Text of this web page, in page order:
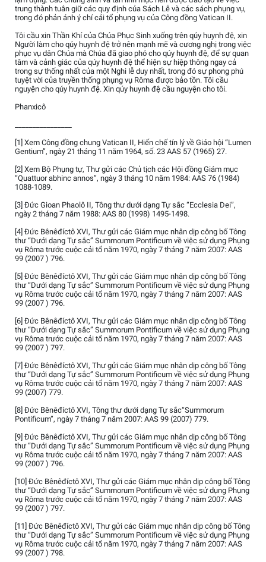
trung thành tuân giữ các quy định của Sách Lễ và các sách phụng vụ,
trong đó phản ánh ý chí cải tổ phụng vụ của Công đồng Vatican II.
Tôi cầu xin Thần Khí của Chúa Phục Sinh xuống trên qúy huynh đệ, xin
Người làm cho qúy huynh đệ trở nên mạnh mẽ và cương nghị trong việc
phục vụ dân Chúa mà Chúa đã giao phó cho qúy huynh đệ, để sự quan
tâm và cảnh giác của qúy huynh đệ thể hiện sự hiệp thông ngay cả
trong sự thống nhất của một Nghi lễ duy nhất, trong đó sự phong phú
tuyệt vời của truyền thống phụng vụ Rôma được bảo tồn. Tôi cầu
nguyện cho qúy huynh đệ. Xin qúy huynh đệ cầu nguyện cho tôi.
Phanxicô
[1] Xem Công đồng chung Vatican II, Hiến chế tín lý về Giáo hội “Lumen
Gentium”, ngày 21 tháng 11 năm 1964, số. 23 AAS 57 (1965) 27.
[2] Xem Bộ Phụng tự, Thư gửi các Chủ tịch các Hội đồng Giám mục
“Quattuor abhinc annos”, ngày 3 tháng 10 năm 1984: AAS 76 (1984)
1088-1089.
[3] Đức Gioan Phaolô II, Tông thư dưới dạng Tự sắc “Ecclesia Dei”,
ngày 2 tháng 7 năm 1988: AAS 80 (1998) 1495-1498.
[4] Đức Bênêđíctô XVI, Thư gửi các Giám mục nhân dịp công bố Tông
thư “Dưới dạng Tự sắc” Summorum Pontificum về việc sử dụng Phụng
vụ Rôma trước cuộc cải tổ năm 1970, ngày 7 tháng 7 năm 2007: AAS
99 (2007 ) 796.
[5] Đức Bênêđíctô XVI, Thư gửi các Giám mục nhân dịp công bố Tông
thư “Dưới dạng Tự sắc” Summorum Pontificum về việc sử dụng Phụng
vụ Rôma trước cuộc cải tổ năm 1970, ngày 7 tháng 7 năm 2007: AAS
99 (2007 ) 796.
[6] Đức Bênêđíctô XVI, Thư gửi các Giám mục nhân dịp công bố Tông
thư “Dưới dạng Tự sắc” Summorum Pontificum về việc sử dụng Phụng
vụ Rôma trước cuộc cải tổ năm 1970, ngày 7 tháng 7 năm 2007: AAS
99 (2007 ) 797.
[7] Đức Bênêđíctô XVI, Thư gửi các Giám mục nhân dịp công bố Tông
thư “Dưới dạng Tự sắc” Summorum Pontificum về việc sử dụng Phụng
vụ Rôma trước cuộc cải tổ năm 1970, ngày 7 tháng 7 năm 2007: AAS
99 (2007) 779.
[8] Đức Bênêđíctô XVI, Tông thư dưới dạng Tự sắc“Summorum
Pontificum”, ngày 7 tháng 7 năm 2007: AAS 99 (2007) 779.
[9] Đức Bênêđíctô XVI, Thư gửi các Giám mục nhân dịp công bố Tông
thư “Dưới dạng Tự sắc” Summorum Pontificum về việc sử dụng Phụng
vụ Rôma trước cuộc cải tổ năm 1970, ngày 7 tháng 7 năm 2007: AAS
99 (2007 ) 796.
[10] Đức Bênêđíctô XVI, Thư gửi các Giám mục nhân dịp công bố Tông
thư “Dưới dạng Tự sắc” Summorum Pontificum về việc sử dụng Phụng
vụ Rôma trước cuộc cải tổ năm 1970, ngày 7 tháng 7 năm 2007: AAS
99 (2007 ) 797.
[11] Đức Bênêđíctô XVI, Thư gửi các Giám mục nhân dịp công bố Tông
thư “Dưới dạng Tự sắc” Summorum Pontificum về việc sử dụng Phụng
vụ Rôma trước cuộc cải tổ năm 1970, ngày 7 tháng 7 năm 2007: AAS
99 (2007 ) 798.